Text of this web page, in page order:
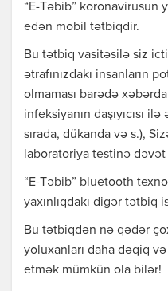
“E-Təbib” koronavirusun
edən mobil tətbiqdir.
Bu tətbiq vasitəsilə siz
ətrafınızdakı insanların
olmaması barədə
infeksiyanın daşıyıcısı
sırada, dükanda və s.),
laboratoriya testinə
“E-Təbib” bluetooth
yaxınlıqdakı digər tətbiq
Bu tətbiqdən nə qədər
yoluxanları daha dəqiq
etmək mümkün ola bilər!